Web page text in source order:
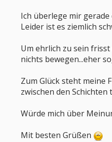
Ich überlege mir
Leider ist es ziemlich
Um ehrlich zu sein
nichts bewegen...eher
Zum Glück steht meine
zwischen den
Würde mich über
Mit besten Grüßen